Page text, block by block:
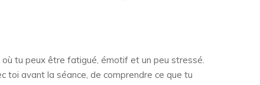
tu peux être fatigué, émotif et un peu stressé.
toi avant la séance, de comprendre ce que tu